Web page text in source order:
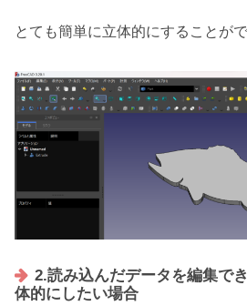
とても簡単に立体的にすることがで
2.読み込んだデータを編集で
体的にしたい場合